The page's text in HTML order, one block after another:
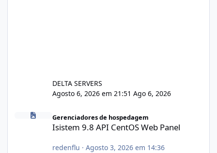
DELTA SERVERS
Agosto 6, 2026 em 21:51 Ago 6, 2026
Isistem 9.8 API CentOS Web Panel
Gerenciadores de hospedagem
Isistem 9.8 API CentOS Web Panel
redenflu · Agosto 3, 2026 em 14:36